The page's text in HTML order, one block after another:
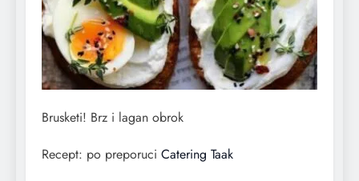
Brusketi! Brz i lagan obrok
Recept: po preporuci Catering Taak